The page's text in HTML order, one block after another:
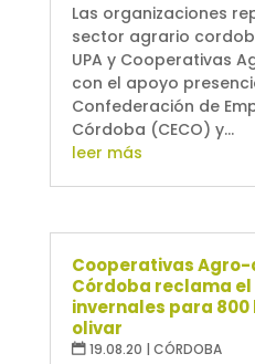
Las organizaciones
sector agrario
UPA y Cooperativas
con el apoyo
Confederación de
Córdoba (CECO) y...
leer más
Cooperativas
Córdoba reclama
invernales para
olivar
19.08.20 | CÓRDOBA